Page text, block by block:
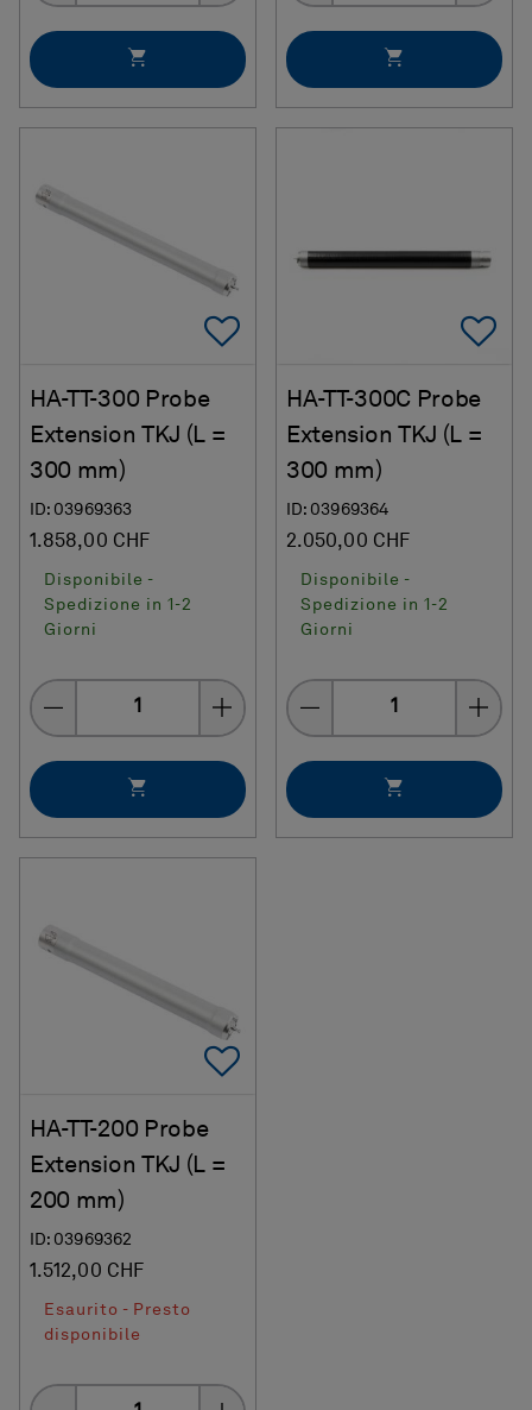
Add To Favorites
HA-TT-300 Probe
Extension TKJ (L =
300 mm)
ID: 03969363
1.858,00 CHF
Disponibile -
Spedizione in 1-2
Giorni
Quantity
HA-TT-300C Probe
Extension TKJ (L =
300 mm)
ID: 03969364
2.050,00 CHF
Disponibile -
Spedizione in 1-2
Giorni
Quantity
Add To Favorites
HA-TT-200 Probe
Extension TKJ (L =
200 mm)
ID: 03969362
1.512,00 CHF
Esaurito - Presto
disponibile
Quantity